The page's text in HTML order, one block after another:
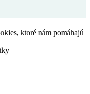
ktoré nám pomáhajú